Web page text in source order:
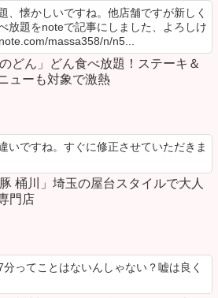
、懐かしいですね。他店舗ですが新しく
放題をnoteで記事にしました、よろしけ
massa358/n/n5...
どん」どん食べ放題！ステーキ＆
ューも対象で激熱
いですね。すぐに修正させていただきま
桶川」埼玉の屋台スタイルで大人
門店
分ってことはないんしゃない？嘘は良く